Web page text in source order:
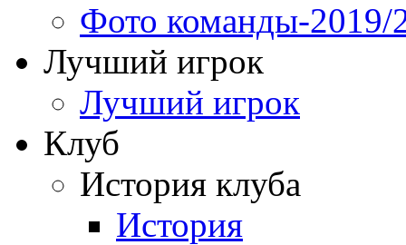
Фото команды-2019/
Лучший игрок
Лучший игрок
Клуб
История клуба
История